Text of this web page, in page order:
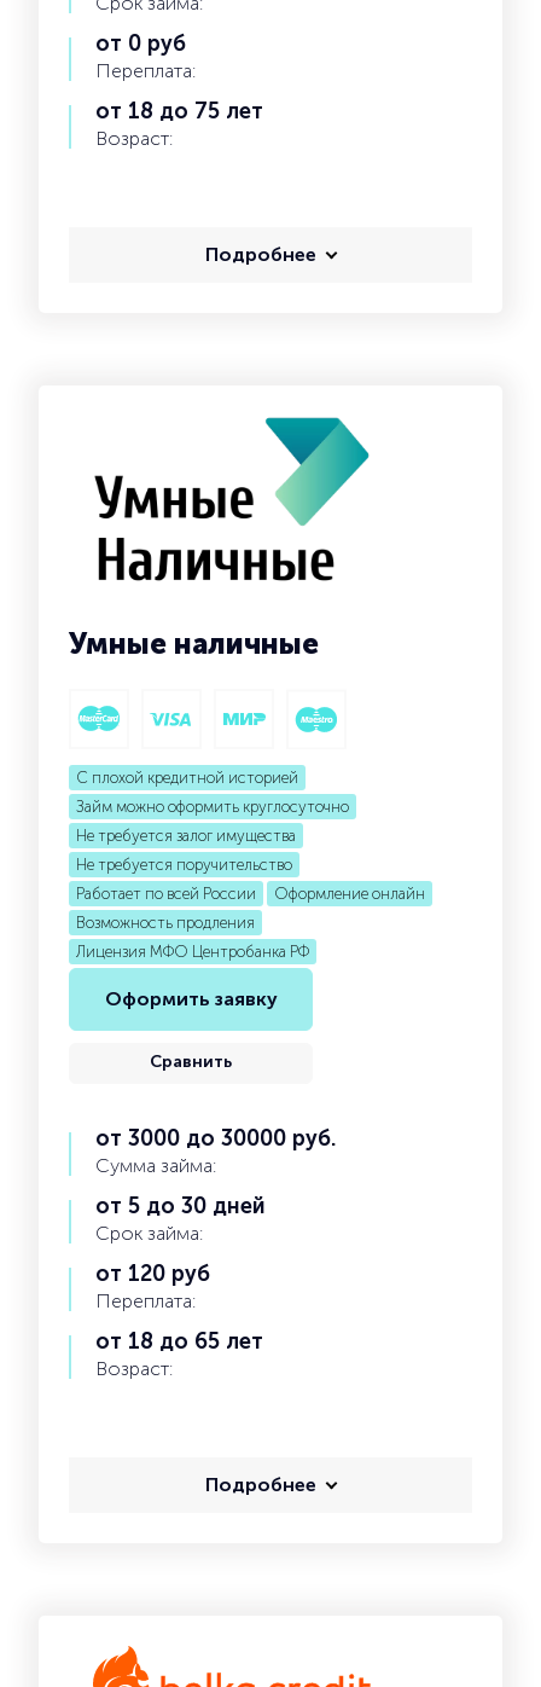
от 0 руб
Переплата:
от 18 до 75 лет
Возраст:
Подробнее
Умные наличные
С плохой кредитной историей
Займ можно оформить круглосуточно
Не требуется залог имущества
Не требуется поручительство
Работает по всей России
Оформление онлайн
Возможность продления
Лицензия МФО Центробанка РФ
Оформить заявку
Сравнить
от 3000 до 30000 руб.
Сумма займа:
от 5 до 30 дней
Срок займа:
от 120 руб
Переплата:
от 18 до 65 лет
Возраст:
Подробнее